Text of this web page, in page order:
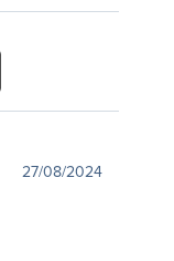
27/08/2024